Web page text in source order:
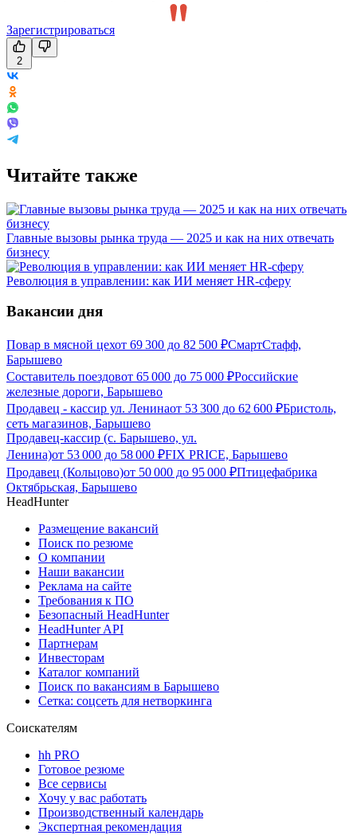
Зарегистрироваться
2
Читайте также
Главные вызовы рынка труда — 2025 и как на них отвечать
бизнесу
Революция в управлении: как ИИ меняет HR-сферу
Вакансии дня
Повар в мясной цехот 69 300 до 82 500 ₽СмартСтафф,
Барышево
Составитель поездовот 65 000 до 75 000 ₽Российские
железные дороги, Барышево
Продавец - кассир ул. Ленинаот 53 300 до 62 600 ₽Бристоль,
сеть магазинов, Барышево
Продавец-кассир (с. Барышево, ул.
Ленина)от 53 000 до 58 000 ₽FIX PRICE, Барышево
Продавец (Кольцово)от 50 000 до 95 000 ₽Птицефабрика
Октябрьская, Барышево
HeadHunter
Размещение вакансий
Поиск по резюме
О компании
Наши вакансии
Реклама на сайте
Требования к ПО
Безопасный HeadHunter
HeadHunter API
Партнерам
Инвесторам
Каталог компаний
Поиск по вакансиям в Барышево
Сетка: соцсеть для нетворкинга
Соискателям
hh PRO
Готовое резюме
Все сервисы
Хочу у вас работать
Производственный календарь
Экспертная рекомендация